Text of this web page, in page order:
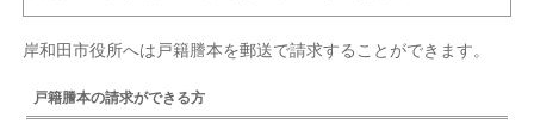
岸和田市役所へは戸籍謄本を郵送で請求することができます。
戸籍謄本の請求ができる方